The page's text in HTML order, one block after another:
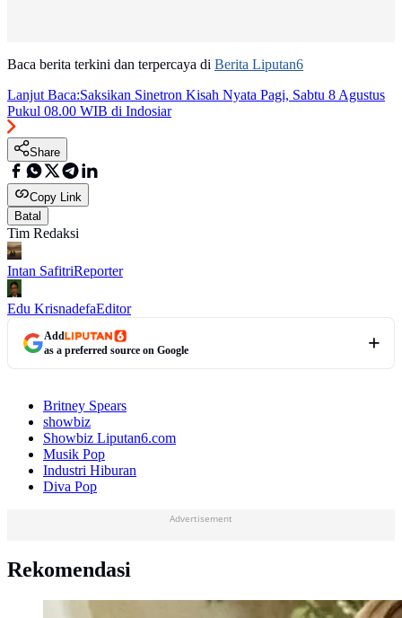
Baca berita terkini dan terpercaya di Berita Liputan6
Lanjut Baca:Saksikan Sinetron Kisah Nyata Pagi, Sabtu 8 Agustus
Pukul 08.00 WIB di Indosiar
Share
Copy Link
Batal
Tim Redaksi
Intan SafitriReporter
Edu KrisnadefaEditor
Add
as a preferred source on Google
Britney Spears
showbiz
Showbiz Liputan6.com
Musik Pop
Industri Hiburan
Diva Pop
Advertisement
Rekomendasi